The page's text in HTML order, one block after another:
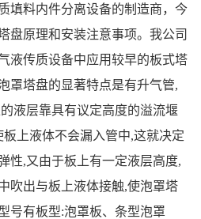
填料内件分离设备的制造商，今
盘原理和安装注意事项。我公司
液传质设备中应用较早的板式塔
罩塔盘的显著特点是有升气管,
液层靠具有议定高度的溢流堰
上液体不会漏入管中,这就决定
性,又由于板上有一定液层高度,
吹出与板上液体接触,使泡罩塔
号有板型:泡罩板、条型泡罩